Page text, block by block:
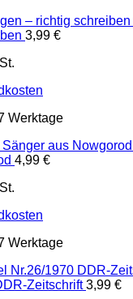
3,99 €
Werktage
4,99 €
Werktage
Zeitschrift 3,99 €